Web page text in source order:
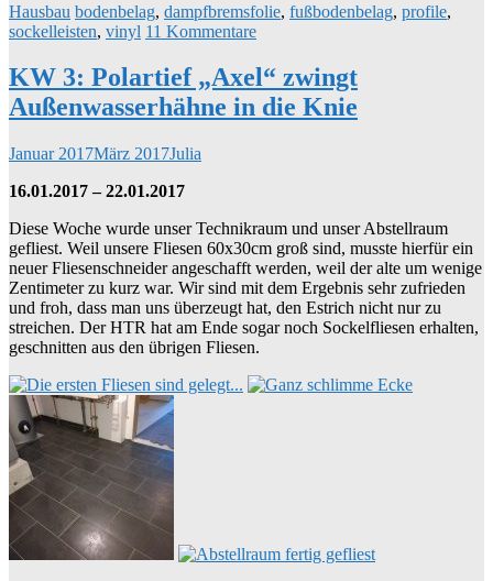
Hausbau bodenbelag, dampfbremsfolie, fußbodenbelag, profile,
sockelleisten, vinyl 11 Kommentare
KW 3: Polartief „Axel“ zwingt
Außenwasserhähne in die Knie
Januar 2017März 2017Julia
16.01.2017 – 22.01.2017
Diese Woche wurde unser Technikraum und unser Abstellraum
gefliest. Weil unsere Fliesen 60x30cm groß sind, musste hierfür ein
neuer Fliesenschneider angeschafft werden, weil der alte um wenige
Zentimeter zu kurz war. Wir sind mit dem Ergebnis sehr zufrieden
und froh, dass man uns überzeugt hat, den Estrich nicht nur zu
streichen. Der HTR hat am Ende sogar noch Sockelfliesen erhalten,
geschnitten aus den übrigen Fliesen.